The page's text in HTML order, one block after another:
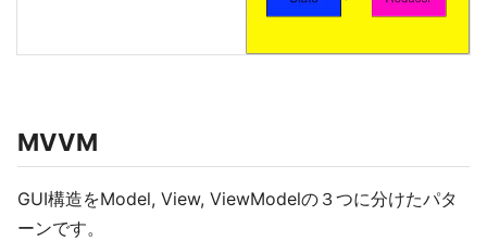
MVVM
GUI構造をModel, View, ViewModelの３つに分けたパタ
ーンです。